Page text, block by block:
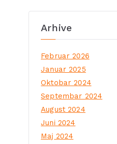
Arhive
Februar 2026
Januar 2025
Oktobar 2024
Septembar 2024
August 2024
Juni 2024
Maj 2024